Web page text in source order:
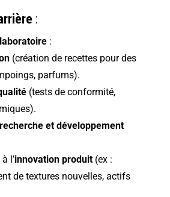
:
:
(création de recettes pour des
parfums).
(tests de conformité,
et développement
l’innovation produit (ex :
de textures nouvelles, actifs